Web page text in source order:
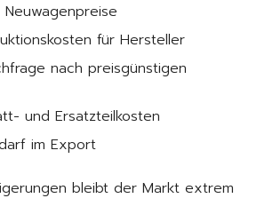
für Hersteller
nach preisgünstigen
und Ersatzteilkosten
im Export
bleibt der Markt extrem